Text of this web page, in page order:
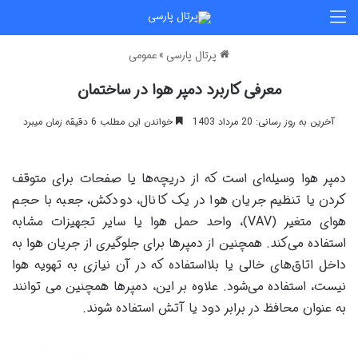
پرتال پارسی »عمومی
معرفی کاربرد دمپر هوا در ساختمان
آخرین به روز رسانی: 20 مرداد 1403 خواندن این مطلب 6 دقیقه زمان میبرد
دمپر هوا وسیله‌ای است که از دریچه‌ها یا صفحات برای متوقف
کردن یا تنظیم جریان هوا در یک کانال، دودکش، جعبه با حجم
هوای متغیر (VAV)، واحد حمل هوا یا سایر تجهیزات مشابه
استفاده می‌کند. همچنین از دمپرها برای جلوگیری از جریان هوا به
داخل اتاق‌های خالی یا بلااستفاده که در آن نیازی به تهویه هوا
نیست، استفاده می‌شود. علاوه بر این، دمپرها همچنین می توانند
به عنوان محافظ در برابر دود یا آتش استفاده شوند.